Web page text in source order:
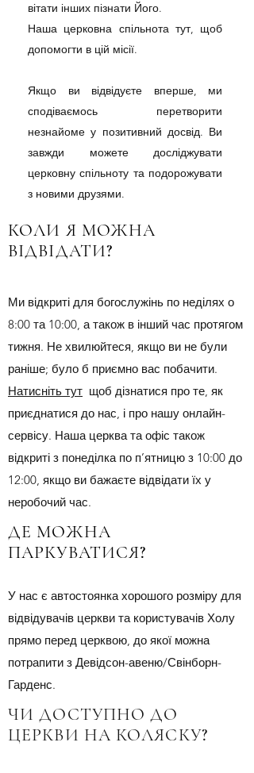
вітати інших пізнати Його.
Наша церковна спільнота тут, щоб
допомогти в цій місії.
Якщо ви відвідуєте вперше, ми
сподіваємось перетворити
незнайоме у позитивний досвід. Ви
завжди можете досліджувати
церковну спільноту та подорожувати
з новими друзями.
КОЛИ Я МОЖНА
ВІДВІДАТИ?
Ми відкриті для богослужінь по неділях о
8:00 та 10:00, а також в інший час протягом
тижня. Не хвилюйтеся, якщо ви не були
раніше; було б приємно вас побачити.
Натисніть тут щоб дізнатися про те, як
приєднатися до нас, і про нашу онлайн-
сервісу. Наша церква та офіс також
відкриті з понеділка по п’ятницю з 10:00 до
12:00, якщо ви бажаєте відвідати їх у
неробочий час.
ДЕ МОЖНА
ПАРКУВАТИСЯ?
У нас є автостоянка хорошого розміру для
відвідувачів церкви та користувачів Холу
прямо перед церквою, до якої можна
потрапити з Девідсон-авеню/Свінборн-
Гарденс.
ЧИ ДОСТУПНО ДО
ЦЕРКВИ НА КОЛЯСКУ?